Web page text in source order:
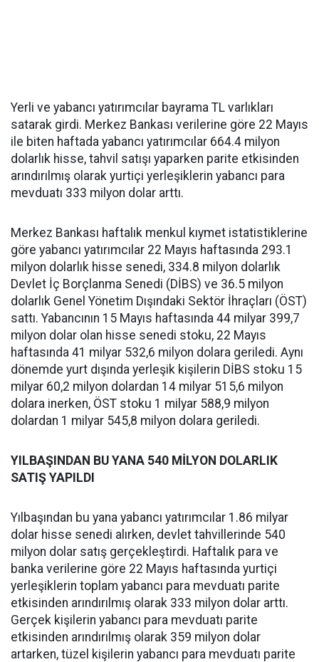
Yerli ve yabancı yatırımcılar bayrama TL varlıkları
satarak girdi. Merkez Bankası verilerine göre 22 Mayıs
ile biten haftada yabancı yatırımcılar 664.4 milyon
dolarlık hisse, tahvil satışı yaparken parite etkisinden
arındırılmış olarak yurtiçi yerleşiklerin yabancı para
mevduatı 333 milyon dolar arttı.
Merkez Bankası haftalık menkul kıymet istatistiklerine
göre yabancı yatırımcılar 22 Mayıs haftasında 293.1
milyon dolarlık hisse senedi, 334.8 milyon dolarlık
Devlet İç Borçlanma Senedi (DİBS) ve 36.5 milyon
dolarlık Genel Yönetim Dışındaki Sektör İhraçları (ÖST)
sattı. Yabancının 15 Mayıs haftasında 44 milyar 399,7
milyon dolar olan hisse senedi stoku, 22 Mayıs
haftasında 41 milyar 532,6 milyon dolara geriledi. Aynı
dönemde yurt dışında yerleşik kişilerin DİBS stoku 15
milyar 60,2 milyon dolardan 14 milyar 515,6 milyon
dolara inerken, ÖST stoku 1 milyar 588,9 milyon
dolardan 1 milyar 545,8 milyon dolara geriledi.
YILBAŞINDAN BU YANA 540 MİLYON DOLARLIK
SATIŞ YAPILDI
Yılbaşından bu yana yabancı yatırımcılar 1.86 milyar
dolar hisse senedi alırken, devlet tahvillerinde 540
milyon dolar satış gerçekleştirdi. Haftalık para ve
banka verilerine göre 22 Mayıs haftasında yurtiçi
yerleşiklerin toplam yabancı para mevduatı parite
etkisinden arındırılmış olarak 333 milyon dolar arttı.
Gerçek kişilerin yabancı para mevduatı parite
etkisinden arındırılmış olarak 359 milyon dolar
artarken, tüzel kişilerin yabancı para mevduatı parite